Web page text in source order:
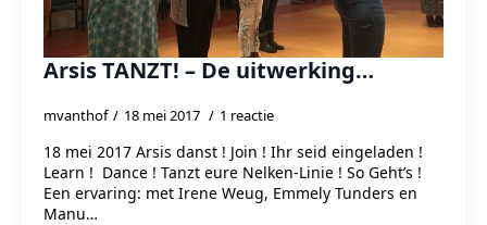
Arsis TANZT! – De uitwerking…
mvanthof 18 mei 2017 1 reactie
18 mei 2017 Arsis danst ! Join ! Ihr seid eingeladen !
Learn ! Dance ! Tanzt eure Nelken-Linie ! So Geht’s !
Een ervaring: met Irene Weug, Emmely Tunders en
Manu…